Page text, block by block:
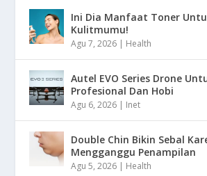
Ini Dia Manfaat Toner
Kulitmumu!
Agu 7, 2026 | Health
Autel EVO Series Drone
Profesional Dan Hobi
Agu 6, 2026 | Inet
Double Chin Bikin Sebal
Mengganggu Penampilan
Agu 5, 2026 | Health